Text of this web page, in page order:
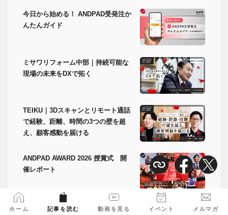
今日から始める！ ANDPAD受発注か
んたんガイド
ミサワリフォーム中部｜持続可能な
現場の未来をDXで拓く
TEIKU｜3Dスキャンとリモート通話
で経験、距離、時間の3つの壁を超
え、顧客感動を届ける
ANDPAD AWARD 2026 授賞式 開
催レポート
今すぐできる！ANDPADにログイン
ホーム 記事を読む 動画を見る イベント メルマガ